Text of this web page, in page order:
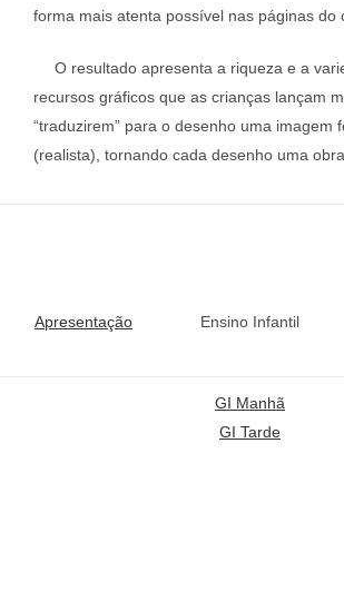
forma mais atenta possível nas páginas do
O resultado apresenta a riqueza e a
recursos gráficos que as crianças lançam
“traduzirem” para o desenho uma imagem
(realista), tornando cada desenho uma
Apresentação Ensino Infantil
GI Manhã
GI Tarde